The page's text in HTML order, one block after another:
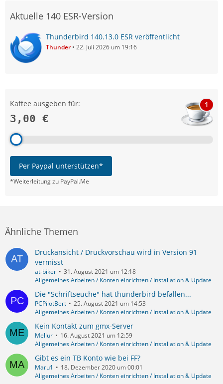
Aktuelle 140 ESR-Version
Thunderbird 140.13.0 ESR veröffentlicht
Thunder 22. Juli 2026 um 19:16
Kaffee ausgeben für:
3,00 €
1
Per Paypal unterstützen*
*Weiterleitung zu PayPal.Me
Ähnliche Themen
Druckansicht / Druckvorschau wird in Version 91
vermisst
at-biker
31. August 2021 um 12:18
Allgemeines Arbeiten / Konten einrichten / Installation & Update
Die "Schriftseuche" hat thunderbird befallen...
PCPilotBert
25. August 2021 um 14:53
Allgemeines Arbeiten / Konten einrichten / Installation & Update
Kein Kontakt zum gmx-Server
Mellur
16. August 2021 um 12:59
Allgemeines Arbeiten / Konten einrichten / Installation & Update
Gibt es ein TB Konto wie bei FF?
Maru1
18. Dezember 2020 um 00:01
Allgemeines Arbeiten / Konten einrichten / Installation & Update